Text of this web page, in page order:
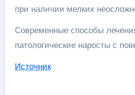
при наличии мелких
Современные способы
патологические наросты с
Источник